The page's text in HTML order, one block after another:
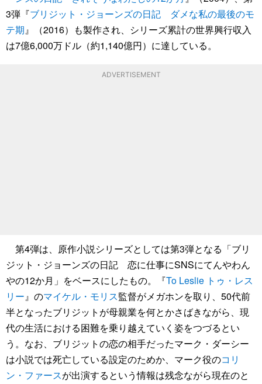
3弾『ブリジット・ジョーンズの日記 ダメな私の最後のモ
テ期』（2016）も製作され、シリーズ累計の世界興行収入
は7億6,000万ドル（約1,140億円）に達している。
ADVERTISEMENT
第4弾は、原作小説シリーズとしては第3弾となる「ブリ
ジット・ジョーンズの日記 恋に仕事にSNSにてんやわん
やの12か月」をベースにしたもの。『To Leslie トゥ・レス
リー』のマイケル・モリス監督がメガホンを取り、50代前
半となったブリジットが母親業を何とかさばきながら、現
代の生活における困難を乗り越えていく姿をつづるとい
う。なお、ブリジットの恋の相手だったマーク・ダーシー
は小説では死亡している設定のためか、マーク役のコリ
ン・ファースが出演するという情報は残念ながら現在のと